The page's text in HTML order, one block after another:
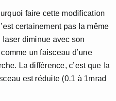
faire cette modification
certainement pas la même
laser diminue avec son
un faisceau d’une
La différence, c’est que la
est réduite (0.1 à 1mrad